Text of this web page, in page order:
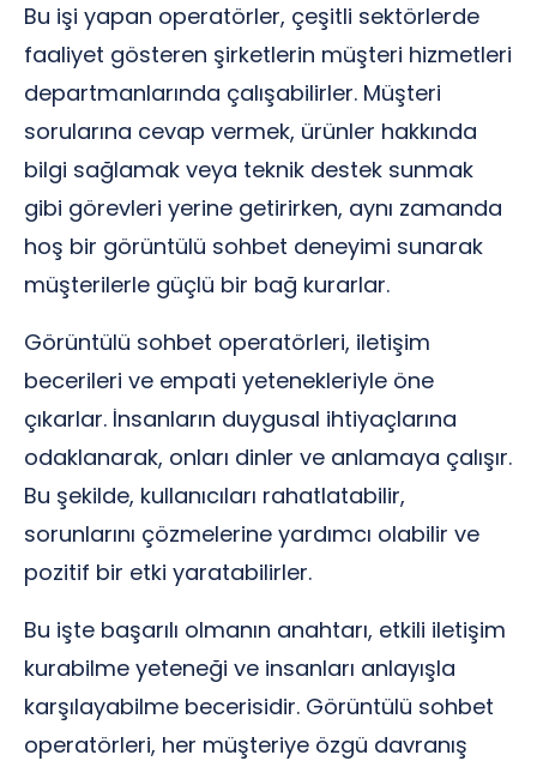
Bu işi yapan operatörler, çeşitli sektörlerde
faaliyet gösteren şirketlerin müşteri hizmetleri
departmanlarında çalışabilirler. Müşteri
sorularına cevap vermek, ürünler hakkında
bilgi sağlamak veya teknik destek sunmak
gibi görevleri yerine getirirken, aynı zamanda
hoş bir görüntülü sohbet deneyimi sunarak
müşterilerle güçlü bir bağ kurarlar.
Görüntülü sohbet operatörleri, iletişim
becerileri ve empati yetenekleriyle öne
çıkarlar. İnsanların duygusal ihtiyaçlarına
odaklanarak, onları dinler ve anlamaya çalışır.
Bu şekilde, kullanıcıları rahatlatabilir,
sorunlarını çözmelerine yardımcı olabilir ve
pozitif bir etki yaratabilirler.
Bu işte başarılı olmanın anahtarı, etkili iletişim
kurabilme yeteneği ve insanları anlayışla
karşılayabilme becerisidir. Görüntülü sohbet
operatörleri, her müşteriye özgü davranış